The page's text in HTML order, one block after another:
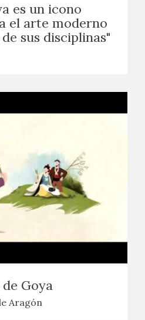
es un icono
el arte moderno
sus disciplinas"
Goya
Aragón